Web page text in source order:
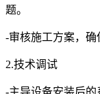
题。
-审核施工方案，确
2.技术调试
-主导设备安装后的